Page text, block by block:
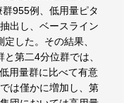
群955例、低用量ピタ
出し、ベースライン
した。その結果、
第二4分位群では、
用量群に比べて有意
は僅かに増加し、第